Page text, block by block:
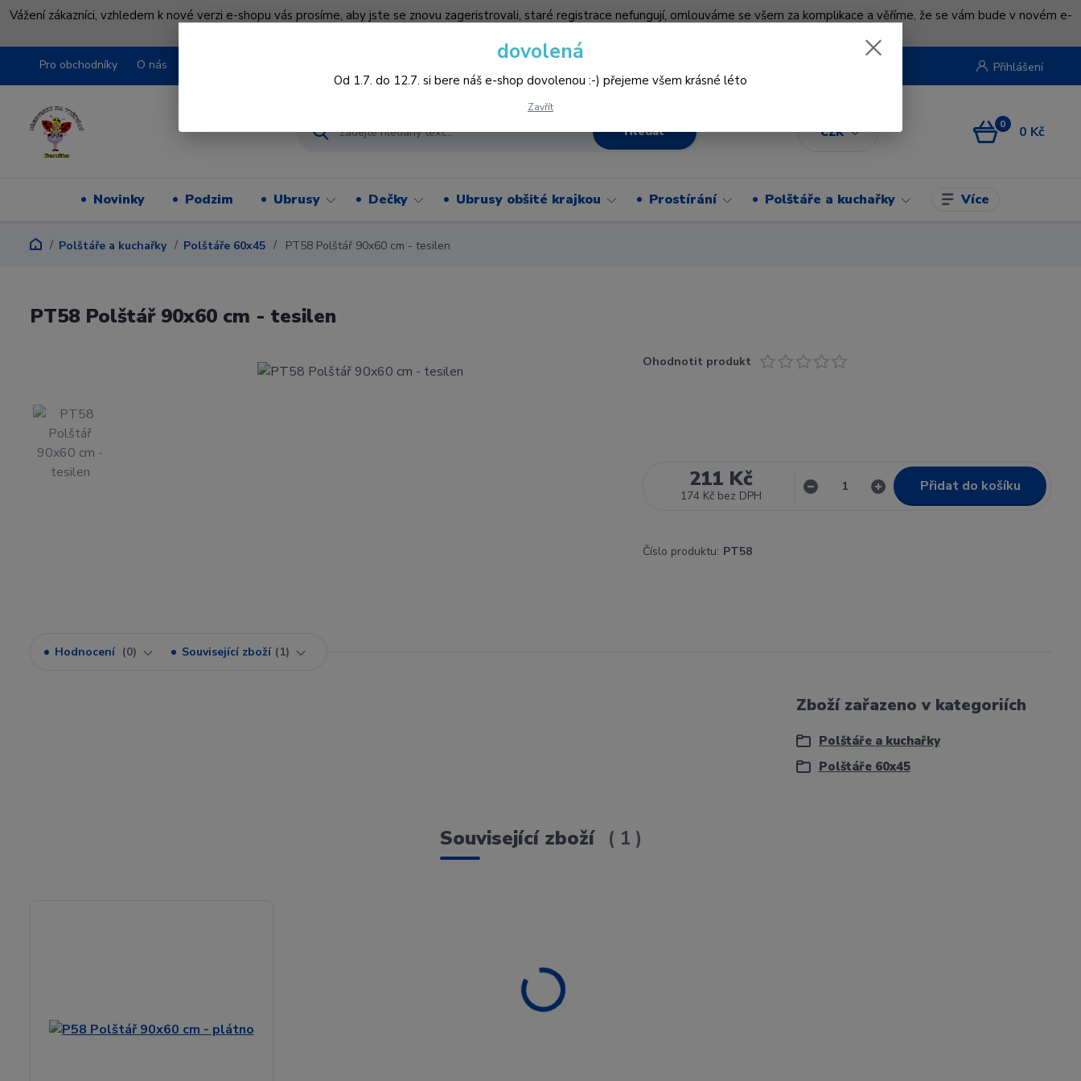
Vážení zákazníci, vzhledem k nové verzi e-shopu vás prosíme, aby jste se znovu zageristrovali, staré registrace nefungují, omlouváme se všem za komplikace a věříme, že se vám bude v novém e-
Pro obchodníky O nás
CZK
Přihlášení
Hledat 0 0 Kč
Novinky Podzim Ubrusy Dečky Ubrusy obšité krajkou Prostírání Polštáře a kuchařky Více
Polštáře a kuchařky Polštáře 60x45 PT58 Polštář 90x60 cm - tesilen
PT58 Polštář 90x60 cm - tesilen
Ohodnotit produkt
211 Kč
174 Kč bez DPH
Přidat do košíku
Číslo produktu: PT58
Hodnocení 0 Související zboží 1
Zboží zařazeno v kategoriích
Polštáře a kuchařky
Polštáře 60x45
Související zboží 1
dovolená
Od 1.7. do 12.7. si bere náš e-shop dovolenou :-) přejeme všem krásné léto
Zavřít